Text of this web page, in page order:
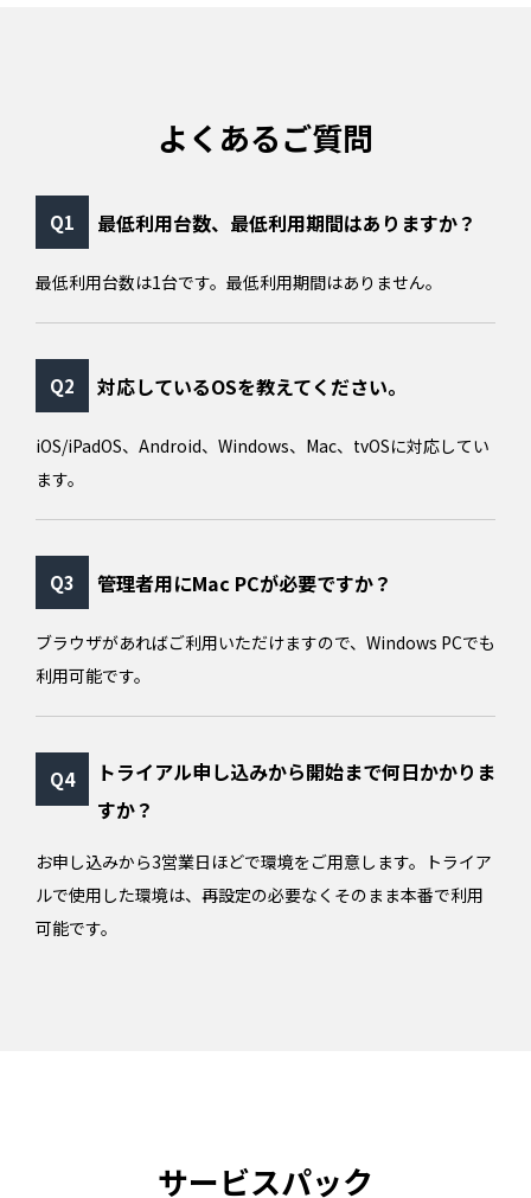
よくあるご質問
最低利用台数、最低利用期間はありますか？
最低利用台数は1台です。最低利用期間はありません。
対応しているOSを教えてください。
iOS/iPadOS、Android、Windows、Mac、tvOSに対応してい
ます。
管理者用にMac PCが必要ですか？
ブラウザがあればご利用いただけますので、Windows PCでも
利用可能です。
トライアル申し込みから開始まで何日かかりま
すか？
お申し込みから3営業日ほどで環境をご用意します。トライア
ルで使用した環境は、再設定の必要なくそのまま本番で利用
可能です。
サービスパック